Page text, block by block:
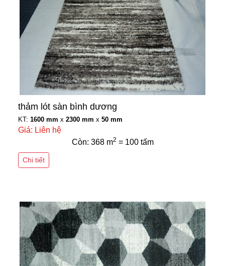
thảm lót sàn bình dương
KT: 1600 mm x 2300 mm x 50 mm
Giá: Liên hệ
Còn: 368 m2 = 100 tấm
Chi tiết